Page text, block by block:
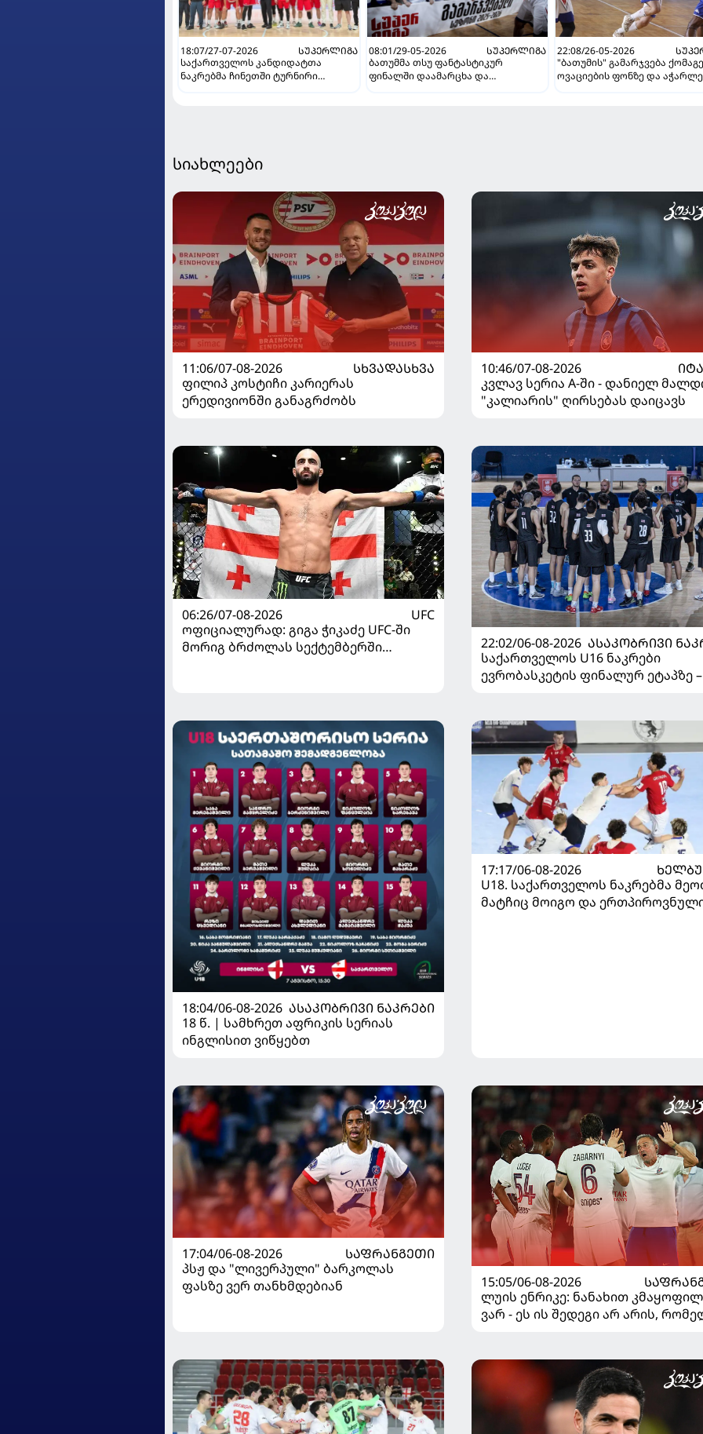
18:07/27-07-2026
ᲡᲣᲞᲔᲠᲚᲘᲒᲐ
საქართველოს კანდიდატთა
ნაკრებმა ჩინეთში ტურნირი
08:01/29-05-2026
ᲡᲣᲞᲔᲠᲚᲘᲒᲐ
ბათუმმა თსუ ფანტასტიკურ
ფინალში დაამარცხა და
22:08/26-05-2026
"ბათუმის" გამარჯვება
ოვაციების ფონზე და
სიახლეები
11:06/07-08-2026
ᲡᲮᲕᲐᲓᲐᲡᲮᲕᲐ
ფილიპ კოსტიჩი კარიერას
ერედივიონში განაგრძობს
10:46/07-08-2026
კვლავ სერია A-ში - დანიელ
"კალიარის" ღირსებას დაიცავს
06:26/07-08-2026
UFC
ოფიციალურად: გიგა ჭიკაძე UFC-ში
მორიგ ბრძოლას სექტემბერში
22:02/06-08-2026 ᲐᲡᲐᲙᲝᲑᲠᲘᲕᲘ
საქართველოს U16 ნაკრები
ევრობასკეტის ფინალურ ეტაპზე –
18:04/06-08-2026 ᲐᲡᲐᲙᲝᲑᲠᲘᲕᲘ ᲜᲐᲙᲠᲔᲑᲘ
18 წ. | სამხრეთ აფრიკის სერიას
ინგლისით ვიწყებთ
17:17/06-08-2026
U18. საქართველოს ნაკრებმა
მატჩიც მოიგო და
17:04/06-08-2026
ᲡᲐᲤᲠᲐᲜᲒᲔᲗᲘ
პსჟ და "ლივერპული" ბარკოლას
ფასზე ვერ თანხმდებიან
15:05/06-08-2026
ლუის ენრიკე: ნანახით
ვარ - ეს ის შედეგი არ არის,